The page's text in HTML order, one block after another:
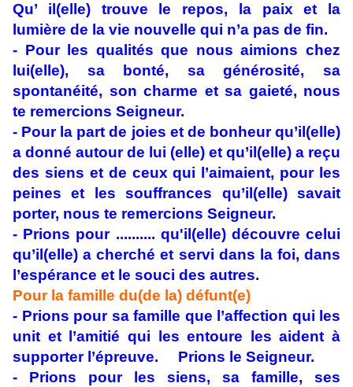
Qu’ il(elle) trouve le repos, la paix et la
lumière de la vie nouvelle qui n’a pas de fin.
- Pour les qualités que nous aimions chez
lui(elle), sa bonté, sa générosité, sa
spontanéité, son charme et sa gaieté, nous
te remercions Seigneur.
- Pour la part de joies et de bonheur qu’il(elle)
a donné autour de lui (elle) et qu’il(elle) a reçu
des siens et de ceux qui l’aimaient, pour les
peines et les souffrances qu’il(elle) savait
porter, nous te remercions Seigneur.
- Prions pour .......... qu'il(elle) découvre celui
qu’il(elle) a cherché et servi dans la foi, dans
l’espérance et le souci des autres.
Pour la famille du(de la) défunt(e)
- Prions pour sa famille que l’affection qui les
unit et l’amitié qui les entoure les aident à
supporter l’épreuve. Prions le Seigneur.
- Prions pour les siens, sa famille, ses